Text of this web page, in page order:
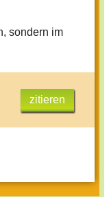
FReund/in
sondern im
zitieren